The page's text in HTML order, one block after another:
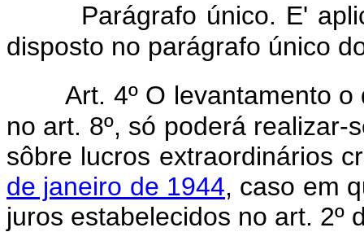
Parágrafo único. E'
disposto no parágrafo único
Art. 4º O levantamento
no art. 8º, só poderá
sôbre lucros extraordinários
de janeiro de 1944, caso em
juros estabelecidos no art. 2º